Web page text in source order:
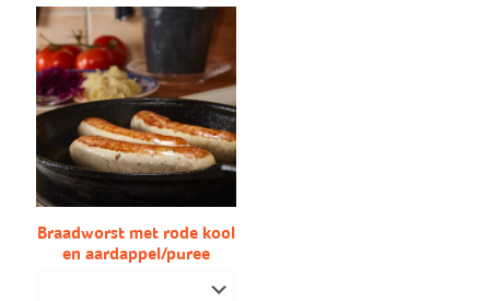
Braadworst met rode kool
en aardappel/puree